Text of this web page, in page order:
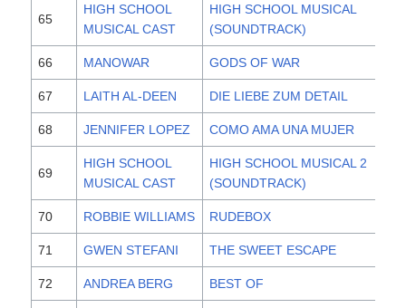
65
HIGH SCHOOL
MUSICAL CAST
HIGH SCHOOL MUSICAL
(SOUNDTRACK)
66 MANOWAR GODS OF WAR
67 LAITH AL-DEEN DIE LIEBE ZUM DETAIL
68 JENNIFER LOPEZ COMO AMA UNA MUJER
69
HIGH SCHOOL
MUSICAL CAST
HIGH SCHOOL MUSICAL 2
(SOUNDTRACK)
70 ROBBIE WILLIAMS RUDEBOX
71 GWEN STEFANI THE SWEET ESCAPE
72 ANDREA BERG BEST OF